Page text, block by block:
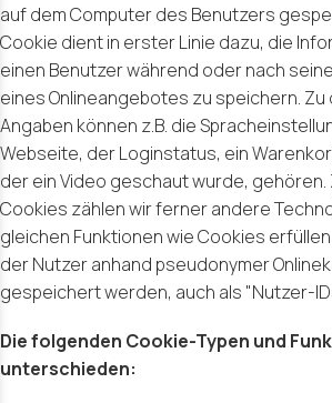
auf dem Computer des Benutzers
Cookie dient in erster Linie dazu, die
einen Benutzer während oder nach
eines Onlineangebotes zu speichern.
Angaben können z.B. die
Webseite, der Loginstatus, ein
der ein Video geschaut wurde, gehören.
Cookies zählen wir ferner andere
gleichen Funktionen wie Cookies
der Nutzer anhand pseudonymer
gespeichert werden, auch als "Nutzer-
Die folgenden Cookie-Typen und
unterschieden: